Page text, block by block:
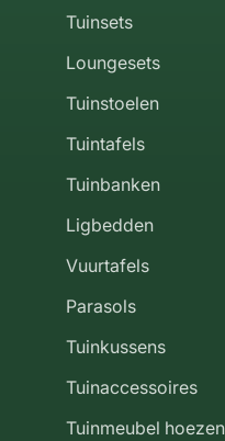
Tuinsets
Loungesets
Tuinstoelen
Tuintafels
Tuinbanken
Ligbedden
Vuurtafels
Parasols
Tuinkussens
Tuinaccessoires
Tuinmeubel hoezen